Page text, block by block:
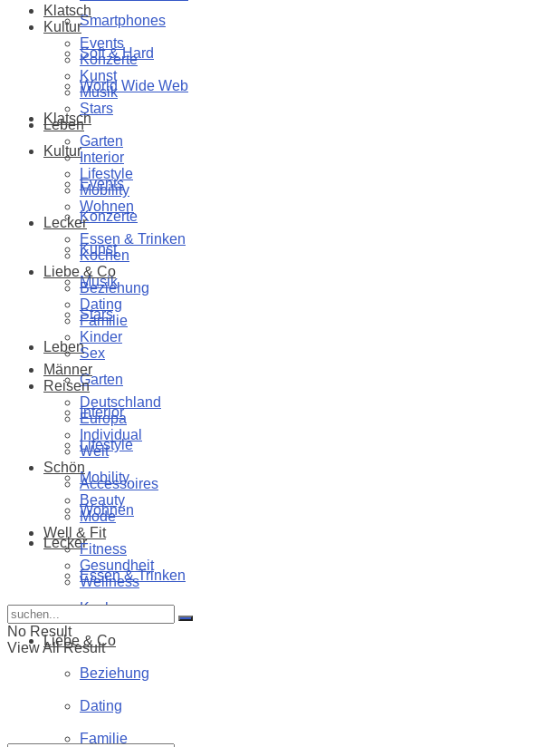
Smartphones
Soft & Hard
World Wide Web
Klatsch
Kultur
Events
Konzerte
Kunst
Musik
Stars
Leben
Garten
Interior
Lifestyle
Mobility
Wohnen
Lecker
Essen & Trinken
Kochen
Liebe & Co
Beziehung
Dating
Familie
Klatsch
Kultur
Events
Konzerte
Kunst
Musik
Stars
Leben
Garten
Interior
Lifestyle
Mobility
Wohnen
Lecker
Essen & Trinken
Kochen
Liebe & Co
Beziehung
Dating
Familie
Kinder
Sex
Männer
Reisen
Deutschland
Europa
Individual
Welt
Schön
Accessoires
Beauty
Mode
Well & Fit
Fitness
Gesundheit
Wellness
No Result
View All Result